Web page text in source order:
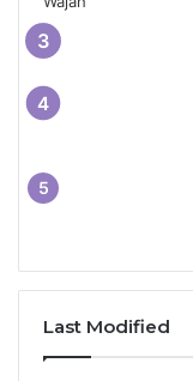
Last Modified